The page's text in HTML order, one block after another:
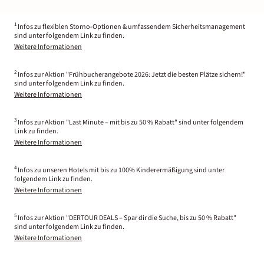
1 Infos zu flexiblen Storno-Optionen & umfassendem Sicherheitsmanagement
sind unter folgendem Link zu finden.
Weitere Informationen
2 Infos zur Aktion "Frühbucherangebote 2026: Jetzt die besten Plätze sichern!"
sind unter folgendem Link zu finden.
Weitere Informationen
3 Infos zur Aktion "Last Minute – mit bis zu 50 % Rabatt" sind unter folgendem
Link zu finden.
Weitere Informationen
4 Infos zu unseren Hotels mit bis zu 100% Kinderermäßigung sind unter
folgendem Link zu finden.
Weitere Informationen
5 Infos zur Aktion "DERTOUR DEALS – Spar dir die Suche, bis zu 50 % Rabatt"
sind unter folgendem Link zu finden.
Weitere Informationen